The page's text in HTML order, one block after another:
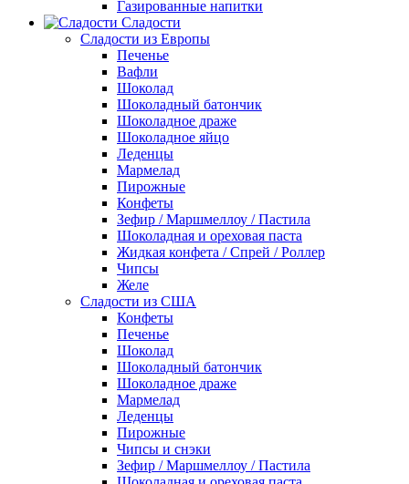
Газированные напитки
Сладости
Сладости из Европы
Печенье
Вафли
Шоколад
Шоколадный батончик
Шоколадное драже
Шоколадное яйцо
Леденцы
Мармелад
Пирожные
Конфеты
Зефир / Маршмеллоу / Пастила
Шоколадная и ореховая паста
Жидкая конфета / Спрей / Роллер
Чипсы
Желе
Сладости из США
Конфеты
Печенье
Шоколад
Шоколадный батончик
Шоколадное драже
Мармелад
Леденцы
Пирожные
Чипсы и снэки
Зефир / Маршмеллоу / Пастила